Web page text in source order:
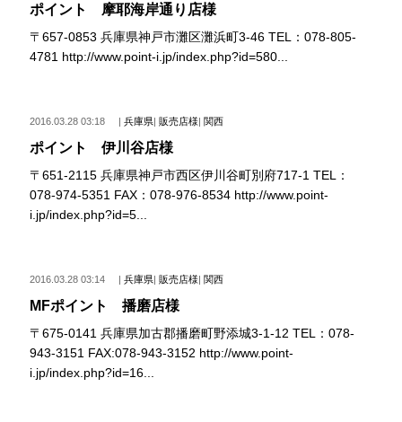
ポイント 摩耶海岸通り店様
〒657-0853 兵庫県神戸市灘区灘浜町3-46 TEL：078-805-
4781 http://www.point-i.jp/index.php?id=580...
2016.03.28 03:18 |兵庫県|販売店様|関西
ポイント 伊川谷店様
〒651-2115 兵庫県神戸市西区伊川谷町別府717-1 TEL：
078-974-5351 FAX：078-976-8534 http://www.point-
i.jp/index.php?id=5...
2016.03.28 03:14 |兵庫県|販売店様|関西
MFポイント 播磨店様
〒675-0141 兵庫県加古郡播磨町野添城3-1-12 TEL：078-
943-3151 FAX:078-943-3152 http://www.point-
i.jp/index.php?id=16...